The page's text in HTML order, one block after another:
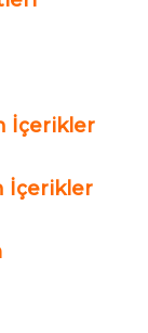
İçerikler
İçerikler